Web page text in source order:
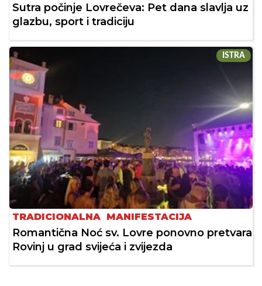
Sutra počinje Lovrečeva: Pet dana slavlja uz
glazbu, sport i tradiciju
ISTRA
TRADICIONALNA MANIFESTACIJA
Romantična Noć sv. Lovre ponovno pretvara
Rovinj u grad svijeća i zvijezda